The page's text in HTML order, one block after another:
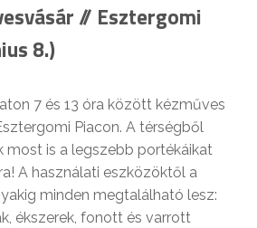
// Esztergomi
8.)
7 és 13 óra között kézműves
Piacon. A térségből
most is a legszebb portékáikat
A használati eszközöktől a
minden megtalálható lesz:
ékszerek, fonott és varrott